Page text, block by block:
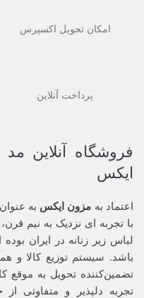
امکان تحویل اکسپرس
پرداخت آنلاین
فروشگاه آنلاین
ایکس
اعتماد به مزون ایکس به
با تجربه ای نزدیک به نیم
لباس زیر زنانه در ایران
باشد. سیستم توزیع کالا و
تضمین‌کننده‌ تحویل به موقع
تجربه‌ دلپذیر و متفاوتی از